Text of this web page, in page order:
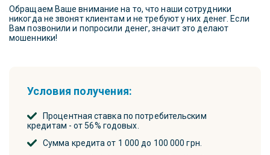
Обращаем Ваше внимание на то, что наши сотрудники
никогда не звонят клиентам и не требуют у них денег. Если
Вам позвонили и попросили денег, значит это делают
мошенники!
Условия получения:
Процентная ставка по потребительским
кредитам - от 56% годовых.
Сумма кредита от 1 000 до 100 000 грн.